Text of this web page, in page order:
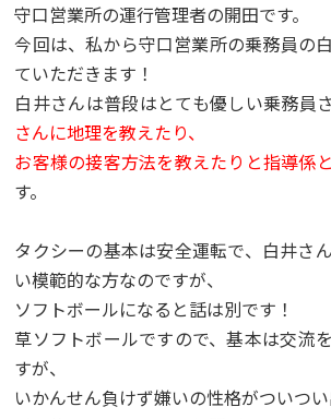
守口営業所の運行管理者の開田です。
今回は、私から守口営業所の乗務員の
ていただきます！
白井さんは普段はとても優しい乗務員
さんに地理を教えたり、
お客様の接客方法を教えたりと指導係
す。
タクシーの基本は安全運転で、白井さ
い模範的な方なのですが、
ソフトボールになると話は別です！
草ソフトボールですので、基本は交流
すが、
いかんせん負けず嫌いの性格がついつい